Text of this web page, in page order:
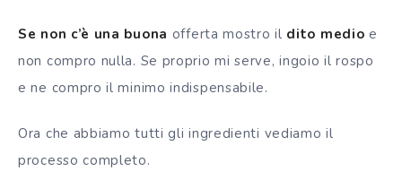
Se non c’è una buona offerta mostro il dito medio e
non compro nulla. Se proprio mi serve, ingoio il rospo
e ne compro il minimo indispensabile.
Ora che abbiamo tutti gli ingredienti vediamo il
processo completo.